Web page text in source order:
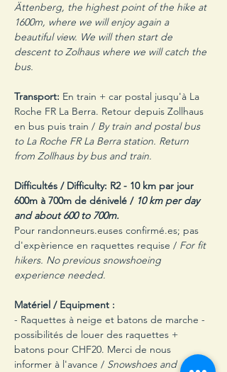
Ättenberg, the highest point of the hike at
1600m, where we will enjoy again a
beautiful view. We will then start de
descent to Zolhaus where we will catch the
bus.
Transport: En train + car postal jusqu'à La
Roche FR La Berra. Retour depuis Zollhaus
en bus puis train / By train and postal bus
to La Roche FR La Berra station. Return
from Zollhaus by bus and train.
Difficultés / Difficulty: R2 - 10 km par jour
600m à 700m de dénivelé / 10 km per day
and about 600 to 700m.
Pour randonneurs.euses confirmé.es; pas
d'expèrience en raquettes requise / For fit
hikers. No previous snowshoeing
experience needed.
Matériel / Equipment :
- Raquettes à neige et batons de marche -
possibilités de louer des raquettes +
batons pour CHF20. Merci de nous
informer à l'avance / Snowshoes and